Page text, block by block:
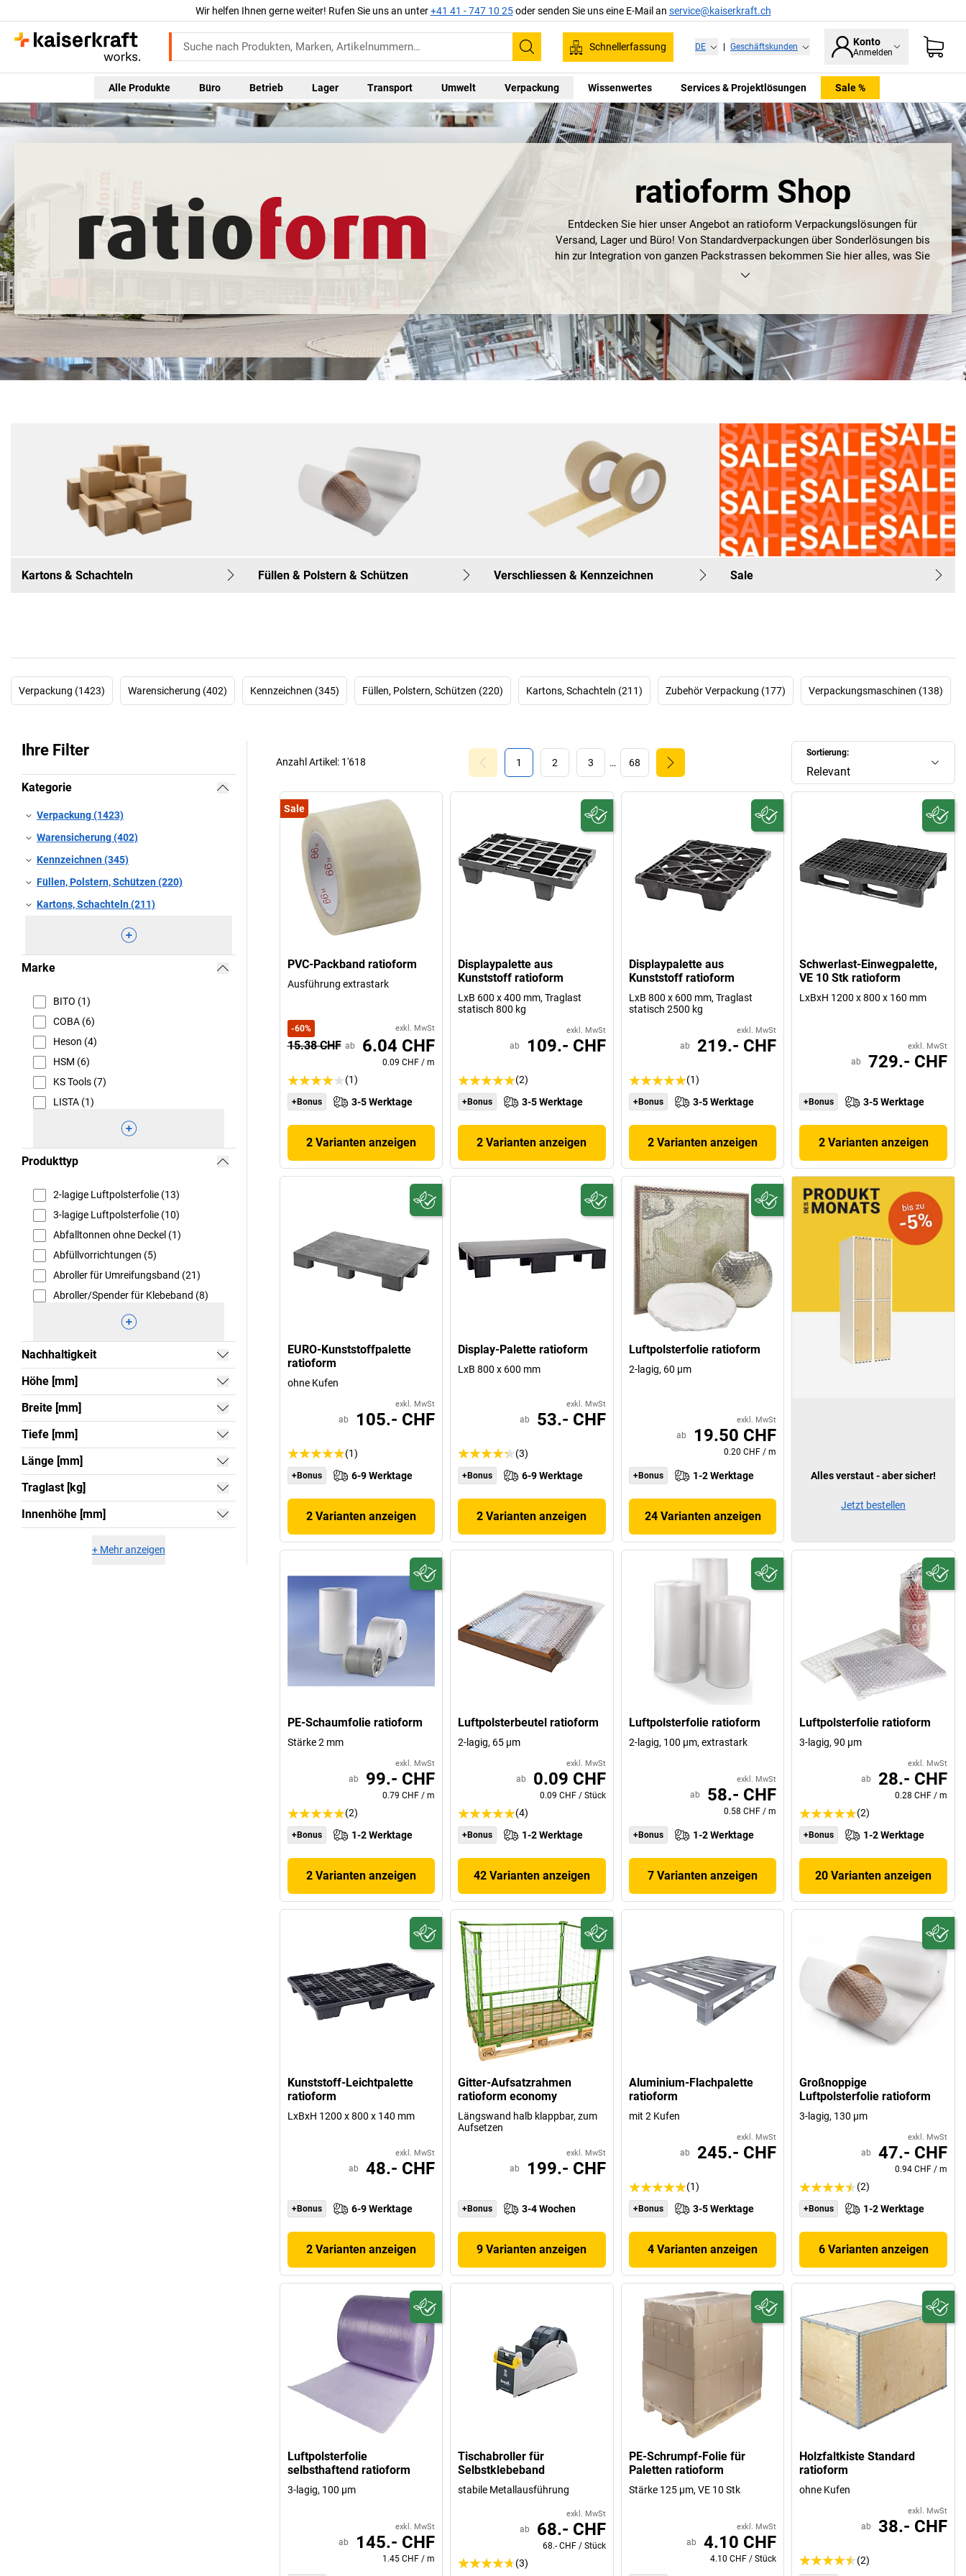
Wir helfen Ihnen gerne weiter! Rufen Sie uns an unter+41 41 - 747 10 25oder senden Sie uns eine E-Mail an service@kaiserkraft.ch
Suchen
Schnellerfassung DE Geschäftskunden Konto
Anmelden
Alle Produkte Büro Betrieb Lager Transport Umwelt Verpackung Wissenwertes Services & Projektlösungen Sale %
ratioform Shop
Entdecken Sie hier unser Angebot an ratioform Verpackungslösungen für
Versand, Lager und Büro! Von Standardverpackungen über Sonderlösungen bis
hin zur Integration von ganzen Packstrassen bekommen Sie hier alles, was Sie
brauchen.
Kartons & Schachteln Füllen & Polstern & Schützen Verschliessen & Kennzeichnen Sale
Verpackung (1423) Warensicherung (402) Kennzeichnen (345) Füllen, Polstern, Schützen (220) Kartons, Schachteln (211) Zubehör Verpackung (177) Verpackungsmaschinen (138)
Ihre Filter
Kategorie
Verpackung (1423)
Warensicherung (402)
Kennzeichnen (345)
Füllen, Polstern, Schützen (220)
Kartons, Schachteln (211)
Marke
BITO (1)
COBA (6)
Heson (4)
HSM (6)
KS Tools (7)
LISTA (1)
Produkttyp
2-lagige Luftpolsterfolie (13)
3-lagige Luftpolsterfolie (10)
Abfalltonnen ohne Deckel (1)
Abfüllvorrichtungen (5)
Abroller für Umreifungsband (21)
Abroller/Spender für Klebeband (8)
Nachhaltigkeit
Höhe [mm]
Breite [mm]
Tiefe [mm]
Länge [mm]
Traglast [kg]
Innenhöhe [mm]
+ Mehr anzeigen
Sortierung:
Relevant
1 2 3 … 68
Anzahl Artikel: 1'618
Sale
PVC-Packband ratioform
Ausführung extrastark
-60% exkl. MwSt
15.38 CHF ab 6.04 CHF
0.09 CHF /m
(1)
+Bonus 3-5 Werktage
2 Varianten anzeigen
Displaypalette aus
Kunststoff ratioform
LxB 600 x 400 mm, Traglast
statisch 800 kg
exkl. MwSt
ab 109.- CHF
(2)
+Bonus 3-5 Werktage
2 Varianten anzeigen
Displaypalette aus
Kunststoff ratioform
LxB 800 x 600 mm, Traglast
statisch 2500 kg
exkl. MwSt
ab 219.- CHF
(1)
+Bonus 3-5 Werktage
2 Varianten anzeigen
Schwerlast-Einwegpalette,
VE 10 Stk ratioform
LxBxH 1200 x 800 x 160 mm
exkl. MwSt
ab 729.- CHF
+Bonus 3-5 Werktage
2 Varianten anzeigen
EURO-Kunststoffpalette
ratioform
ohne Kufen
exkl. MwSt
ab 105.- CHF
(1)
+Bonus 6-9 Werktage
2 Varianten anzeigen
Display-Palette ratioform
LxB 800 x 600 mm
exkl. MwSt
ab 53.- CHF
(3)
+Bonus 6-9 Werktage
2 Varianten anzeigen
Luftpolsterfolie ratioform
2-lagig, 60 µm
exkl. MwSt
ab 19.50 CHF
0.20 CHF /m
+Bonus 1-2 Werktage
24 Varianten anzeigen
PE-Schaumfolie ratioform
Stärke 2 mm
exkl. MwSt
ab 99.- CHF
0.79 CHF /m
(2)
+Bonus 1-2 Werktage
2 Varianten anzeigen
Luftpolsterbeutel ratioform
2-lagig, 65 µm
exkl. MwSt
ab 0.09 CHF
0.09 CHF / Stück
(4)
+Bonus 1-2 Werktage
42 Varianten anzeigen
Luftpolsterfolie ratioform
2-lagig, 100 µm, extrastark
exkl. MwSt
ab 58.- CHF
0.58 CHF /m
+Bonus 1-2 Werktage
7 Varianten anzeigen
Luftpolsterfolie ratioform
3-lagig, 90 µm
exkl. MwSt
ab 28.- CHF
0.28 CHF / m
(2)
+Bonus 1-2 Werktage
20 Varianten anzeigen
Kunststoff-Leichtpalette
ratioform
LxBxH 1200 x 800 x 140 mm
exkl. MwSt
ab 48.- CHF
+Bonus 6-9 Werktage
2 Varianten anzeigen
Gitter-Aufsatzrahmen
ratioform economy
Längswand halb klappbar, zum
Aufsetzen
exkl. MwSt
ab 199.- CHF
+Bonus 3-4 Wochen
9 Varianten anzeigen
Aluminium-Flachpalette
ratioform
mit 2 Kufen
exkl. MwSt
ab 245.- CHF
(1)
+Bonus 3-5 Werktage
4 Varianten anzeigen
Großnoppige
Luftpolsterfolie ratioform
3-lagig, 130 µm
exkl. MwSt
ab 47.- CHF
0.94 CHF / m
(2)
+Bonus 1-2 Werktage
6 Varianten anzeigen
Luftpolsterfolie
selbsthaftend ratioform
3-lagig, 100 µm
exkl. MwSt
ab 145.- CHF
1.45 CHF /m
Tischabroller für
Selbstklebeband
stabile Metallausführung
exkl. MwSt
ab 68.- CHF
68.- CHF / Stück
(3)
PE-Schrumpf-Folie für
Paletten ratioform
Stärke 125 µm, VE 10 Stk
exkl. MwSt
ab 4.10 CHF
4.10 CHF /Stück
Holzfaltkiste Standard
ratioform
ohne Kufen
exkl. MwSt
ab 38.- CHF
(2)
Alles verstaut - aber sicher!
Jetzt bestellen